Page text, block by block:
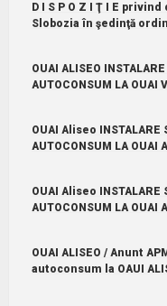
D I S P O Z I Ţ I E
Slobozia în şedinţă
OUAI ALISEO
AUTOCONSUM LA OUAI
OUAI Aliseo INSTALARE
AUTOCONSUM LA OUAI
OUAI Aliseo INSTALARE
AUTOCONSUM LA OUAI
OUAI ALISEO / Anunt
autoconsum la OAUI